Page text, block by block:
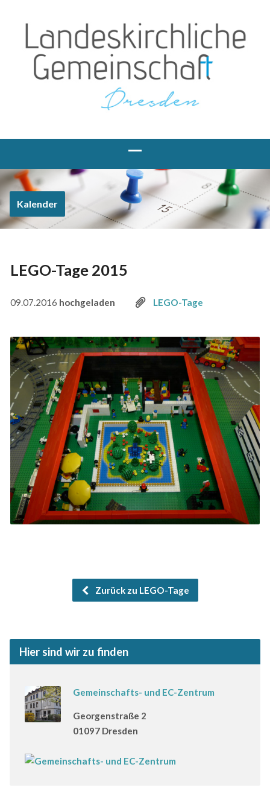
Kalender
LEGO-Tage 2015
09.07.2016 hochgeladen LEGO-Tage
Zurück zu LEGO-Tage
Hier sind wir zu finden
Gemeinschafts- und EC-Zentrum
Georgenstraße 2
01097 Dresden